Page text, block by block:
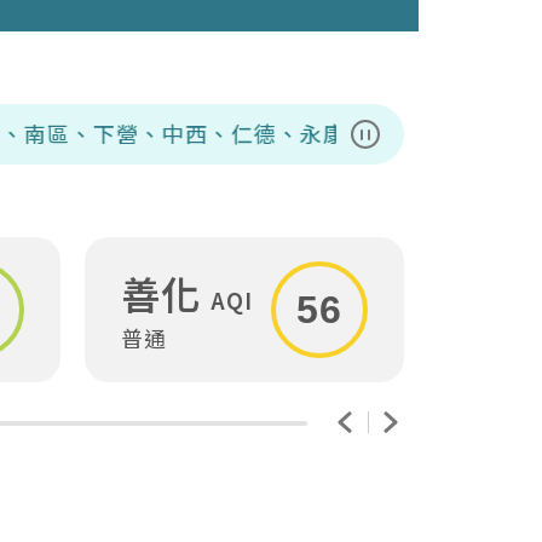
暫停播放
仁德、永康、安平、安定、安南、麻豆、善化
善化 AQI
普通
56